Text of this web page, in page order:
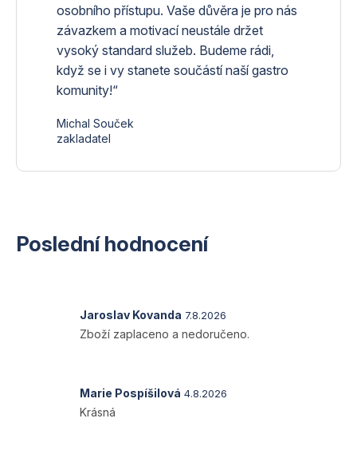
osobního přístupu. Vaše důvěra je pro nás
závazkem a motivací neustále držet
vysoký standard služeb. Budeme rádi,
když se i vy stanete součástí naší gastro
komunity!“
Michal Souček
zakladatel
Poslední hodnocení
Hodnocení
produktu
5
hvězdiček.
Jaroslav Kovanda 7.8.2026
Zboží zaplaceno a nedoručeno.
Hodnocení
produktu
Marie Pospíšilová 4.8.2026
Krásná